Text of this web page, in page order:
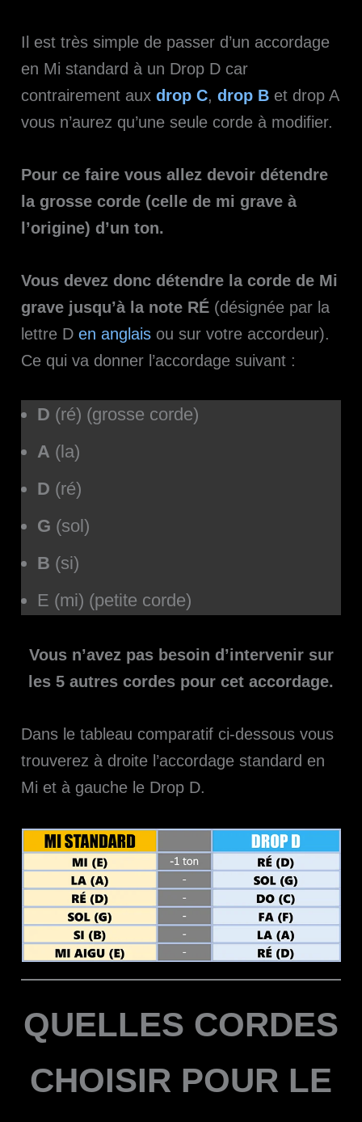
Il est très simple de passer d’un accordage
en Mi standard à un Drop D car
contrairement auxdrop C,drop B et drop A
vous n’aurez qu’une seule corde à modifier.
Pour ce faire vous allez devoir détendre
la grosse corde (celle de mi grave à
l’origine) d’un ton.
Vous devez donc détendre la corde de Mi
grave jusqu’à la note RÉ (désignée par la
lettre Den anglais ou sur votre accordeur).
Ce qui va donner l’accordage suivant :
D (ré) (grosse corde)
A (la)
D (ré)
G (sol)
B (si)
E (mi) (petite corde)
Vous n’avez pas besoin d’intervenir sur
les 5 autres cordes pour cet accordage.
Dans le tableau comparatif ci-dessous vous
trouverez à droite l’accordage standard en
Mi et à gauche le Drop D.
QUELLES CORDES
CHOISIR POUR LE